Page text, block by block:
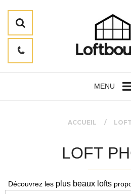
MENU
ACCUEIL
LOFT
Découvrez les plus beaux lofts